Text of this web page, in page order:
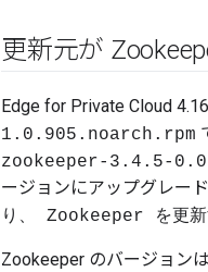
更新元が
Edge for Private Cloud
1.0.905.noarch.rpm
zookeeper-3.4.5-
ージョンにアップグレー
り、 Zookeeper を更
Zookeeper のバージョン